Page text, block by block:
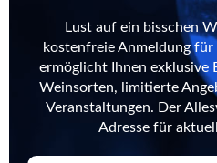
Lust auf ein bisschen
kostenfreie Anmeldung
ermöglicht Ihnen exklusive
Weinsorten, limitierte
Veranstaltungen. Der
Adresse für